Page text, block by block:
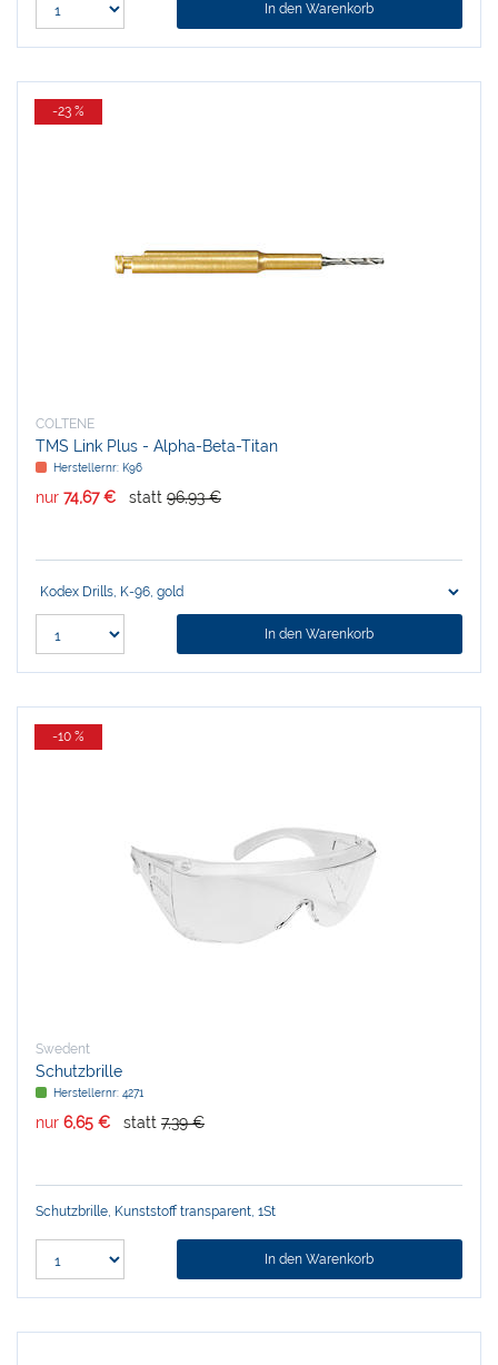
In den Warenkorb
-23 %
COLTENE
TMS Link Plus - Alpha-Beta-Titan
Herstellernr: K96
nur 74,67 € statt 96,93 €
In den Warenkorb
-10 %
Swedent
Schutzbrille
Herstellernr: 4271
nur 6,65 € statt 7,39 €
Schutzbrille, Kunststoff transparent, 1St
In den Warenkorb